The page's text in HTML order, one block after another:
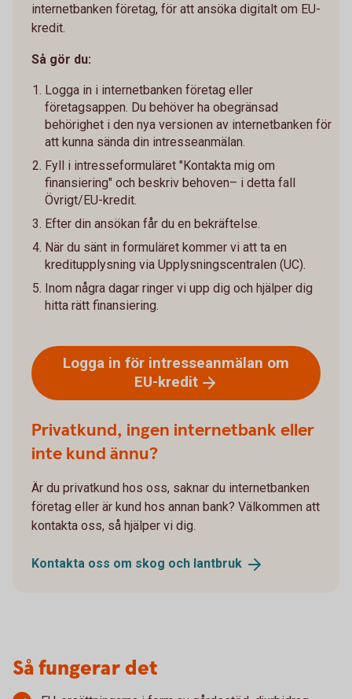
internetbanken företag, för att ansöka digitalt om EU-
kredit.
Så gör du:
Logga in i internetbanken företag eller
företagsappen. Du behöver ha obegränsad
behörighet i den nya versionen av internetbanken för
att kunna sända din intresseanmälan.
Fyll i intresseformuläret "Kontakta mig om
finansiering" och beskriv behoven– i detta fall
Övrigt/EU-kredit.
Efter din ansökan får du en bekräftelse.
När du sänt in formuläret kommer vi att ta en
kreditupplysning via Upplysningscentralen (UC).
Inom några dagar ringer vi upp dig och hjälper dig
hitta rätt finansiering.
Logga in för intresseanmälan om
EU-kredit
Privatkund, ingen internetbank eller
inte kund ännu?
Är du privatkund hos oss, saknar du internetbanken
företag eller är kund hos annan bank? Välkommen att
kontakta oss, så hjälper vi dig.
Kontakta oss om skog och lantbruk
Så fungerar det